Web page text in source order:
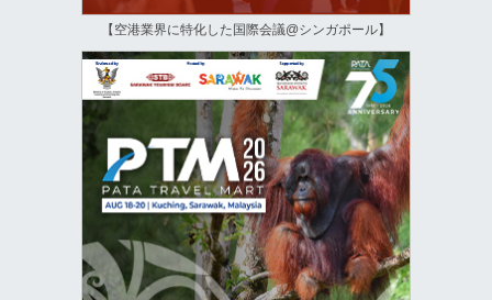
【空港業界に特化した国際会議@シンガポール】